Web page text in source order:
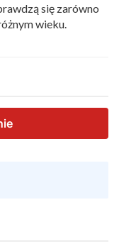
się zarówno
wieku.